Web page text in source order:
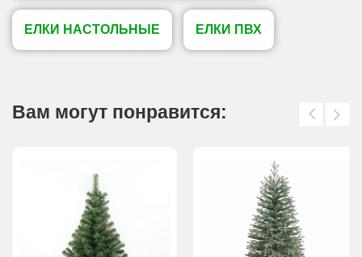
ЕЛКИ НАСТОЛЬНЫЕ ЕЛКИ ПВХ
Вам могут понравится: